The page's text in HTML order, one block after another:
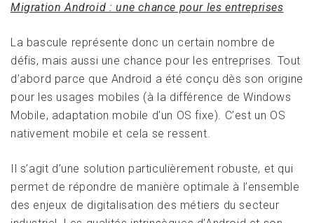
Migration Android : une chance pour les entreprises
La bascule représente donc un certain nombre de
défis, mais aussi une chance pour les entreprises. Tout
d’abord parce que Android a été conçu dès son origine
pour les usages mobiles (à la différence de Windows
Mobile, adaptation mobile d’un OS fixe). C’est un OS
nativement mobile et cela se ressent.
Il s’agit d’une solution particulièrement robuste, et qui
permet de répondre de manière optimale à l’ensemble
des enjeux de digitalisation des métiers du secteur